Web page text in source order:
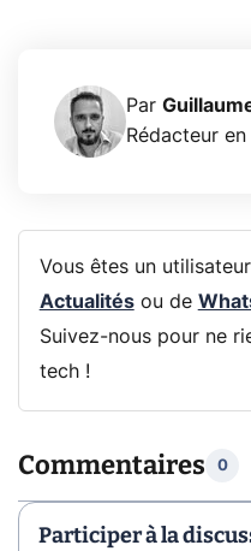
Par
Rédacteur
Vous êtes un
Actualitésou de
Suivez-nous pour ne
tech !
Commentaires 0
Participer à la